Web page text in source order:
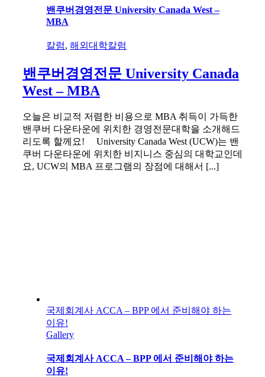
밴쿠버경영전문 University Canada West –
MBA
칼럼, 해외대학칼럼
밴쿠버경영전문 University Canada
West – MBA
오늘은 비교적 저렴한 비용으로 MBA 취득이 가득한
밴쿠버 다운타운에 위치한 경영전문대학을 소개해드
리도록 할께요! University Canada West (UCW)는 밴
쿠버 다운타운에 위치한 비지니스 중심의 대학교인데
요, UCW의 MBA 프로그램의 장점에 대해서 [...]
국제회계사 ACCA – BPP 에서 준비해야 하는
이유!
Gallery
국제회계사 ACCA – BPP 에서 준비해야 하는
이유!